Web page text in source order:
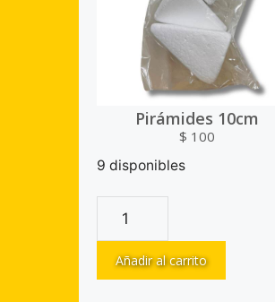
Pirámides 10cm
$ 100
9 disponibles
Añadir al carrito